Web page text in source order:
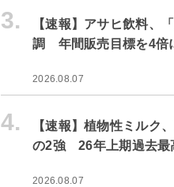
3.
【速報】アサヒ飲料、
調 年間販売目標を4倍
2026.08.07
4.
【速報】植物性ミルク
の2強 26年上期過去最
2026.08.07